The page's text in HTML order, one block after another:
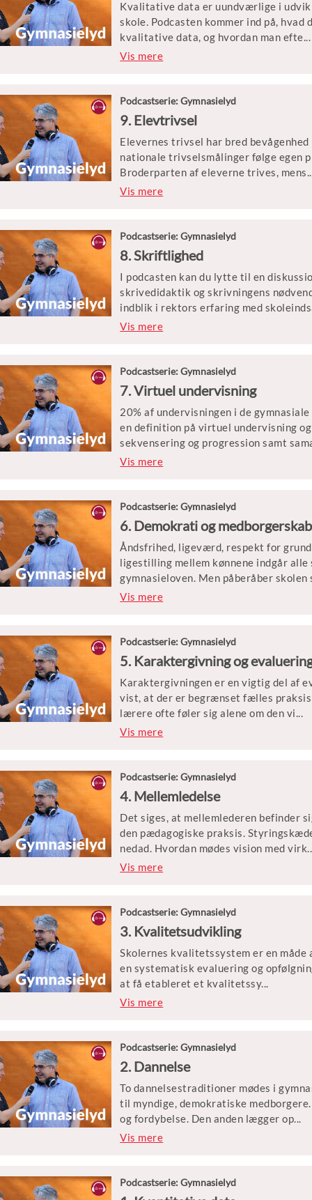
har arbejdet med karrierelæring i
Kvalitative data er uundværlige i
skole. Podcasten kommer ind på,
kvalitative data, og hvordan man efte...
rfølgende kan få bragt data i spil i
Sarah Schoop er seniorkonsulent
undersøgelser, men også viden om
relation til kvalitets- og
rektor på Egedal gymnasium og har
Vis mere
Podcastserie: Gymnasielyd
9. Elevtrivsel
Elevernes trivsel har bred
nationale trivselsmålinger følge egen
Broderparten af eleverne trives, mens
dem, som mistrives, får det værre. Og
hvordan kan trivselsarbejdet
Vis mere
Podcastserie: Gymnasielyd
8. Skriftlighed
I podcasten kan du lytte til en
skrivedidaktik og skrivningens
indblik i rektors erfaring med
, der styrker elevernes skriftlige
Mette Trangbæk er rektor på Greve
didaktik på SDU og primus motor i
skri-veudvikling i gymnasiet
Vis mere
Podcastserie: Gymnasielyd
7. Virtuel undervisning
20% af undervisningen i de
en definition på virtuel undervisning
sekvensering og progression samt
jde i faggrupper.
Kommunikation og Kultur på
rektor på Borupgaard Gymnasium og
Birgitte Rasmussen fra Det Åbne
at kvalificere brugen af virtuel
Vis mere
Podcastserie: Gymnasielyd
6. Demokrati og medborgerskab
Åndsfrihed, ligeværd, respekt for
ligestilling mellem kønnene indgår
gymnasieloven. Men påberåber skolen
værdier som et værn imod andre
Gæsterne i dag er Yago Bundgaard,
markeret sig i debatten om elever af
emeritus og dr.pæd. fra Århus
Vis mere
Podcastserie: Gymnasielyd
5. Karaktergivning og
Karaktergivningen er en vigtig del af
vist, at der er begrænset fælles
lærere ofte føler sig alene om den vi...
gtige opgave. Samtidig er karakterer
Gæsterne i dag er Noemi Katznelson,
”Karakterbogen”, og Nicolas
om summativ evaluering i
Vis mere
Podcastserie: Gymnasielyd
4. Mellemledelse
Det siges, at mellemlederen befinder
den pædagogiske praksis.
nedad. Hvordan mødes vision med virk
elighed, ledelse med læreridentitet,
Gæsterne i dag er Henrik Nevers,
ph.d. og lektor ved
ledelse og reformimplementering på
Vis mere
Podcastserie: Gymnasielyd
3. Kvalitetsudvikling
Skolernes kvalitetssystem er en
en systematisk evaluering og
at få etableret et kvalitetssy...
stem, der er omfattende nok til at
man et meningsfuldt og effektivt
Gæsterne i dag er Christian Moldt,
Susan Mose, rektor på Skt. Knuds
Vis mere
Podcastserie: Gymnasielyd
2. Dannelse
To dannelsestraditioner mødes i
til myndige, demokratiske
og fordybelse. Den anden lægger op...
til at eleverne skal arbejde
Gæsterne i dag er Birgitte Vedersø,
Gymnasium, og Alexander Christian
Vis mere
Podcastserie: Gymnasielyd